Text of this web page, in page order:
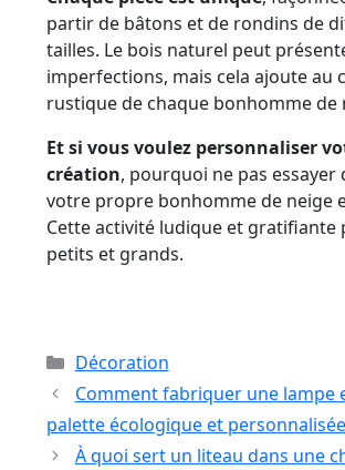
partir de bâtons et de rondins de
tailles. Le bois naturel peut
imperfections, mais cela ajoute au
rustique de chaque bonhomme de
Et si vous voulez personnaliser
création, pourquoi ne pas essayer
votre propre bonhomme de neige
Cette activité ludique et gratifiante
petits et grands.
Catégories
Décoration
Comment fabriquer une lampe
palette écologique et personnalisée
À quoi sert un liteau dans une